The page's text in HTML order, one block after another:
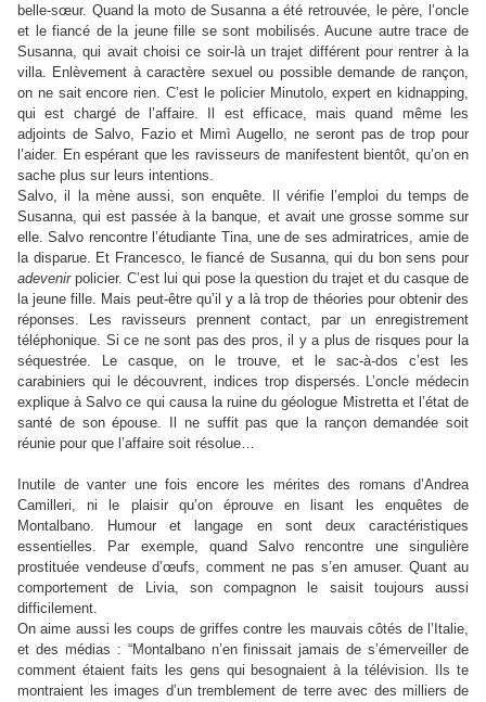
belle-sœur. Quand la moto de Susanna a été retrouvée, le père, l’oncle
et le fiancé de la jeune fille se sont mobilisés. Aucune autre trace de
Susanna, qui avait choisi ce soir-là un trajet différent pour rentrer à la
villa. Enlèvement à caractère sexuel ou possible demande de rançon,
on ne sait encore rien. C’est le policier Minutolo, expert en kidnapping,
qui est chargé de l’affaire. Il est efficace, mais quand même les
adjoints de Salvo, Fazio et Mimì Augello, ne seront pas de trop pour
l’aider. En espérant que les ravisseurs de manifestent bientôt, qu’on en
sache plus sur leurs intentions.
Salvo, il la mène aussi, son enquête. Il vérifie l’emploi du temps de
Susanna, qui est passée à la banque, et avait une grosse somme sur
elle. Salvo rencontre l’étudiante Tina, une de ses admiratrices, amie de
la disparue. Et Francesco, le fiancé de Susanna, qui du bon sens pour
adevenirpolicier. C’est lui qui pose la question du trajet et du casque de
la jeune fille. Mais peut-être qu’il y a là trop de théories pour obtenir des
réponses. Les ravisseurs prennent contact, par un enregistrement
téléphonique. Si ce ne sont pas des pros, il y a plus de risques pour la
séquestrée. Le casque, on le trouve, et le sac-à-dos c’est les
carabiniers qui le découvrent, indices trop dispersés. L’oncle médecin
explique à Salvo ce qui causa la ruine du géologue Mistretta et l’état de
santé de son épouse. Il ne suffit pas que la rançon demandée soit
réunie pour que l’affaire soit résolue…
Inutile de vanter une fois encore les mérites des romans d’Andrea
Camilleri, ni le plaisir qu’on éprouve en lisant les enquêtes de
Montalbano. Humour et langage en sont deux caractéristiques
essentielles. Par exemple, quand Salvo rencontre une singulière
prostituée vendeuse d’œufs, comment ne pas s’en amuser. Quant au
comportement de Livia, son compagnon le saisit toujours aussi
difficilement.
On aime aussi les coups de griffes contre les mauvais côtés de l’Italie,
et des médias : “Montalbano n’en finissait jamais de s’émerveiller de
comment étaient faits les gens qui besognaient à la télévision. Ils te
montraient les images d’un tremblement de terre avec des milliers de